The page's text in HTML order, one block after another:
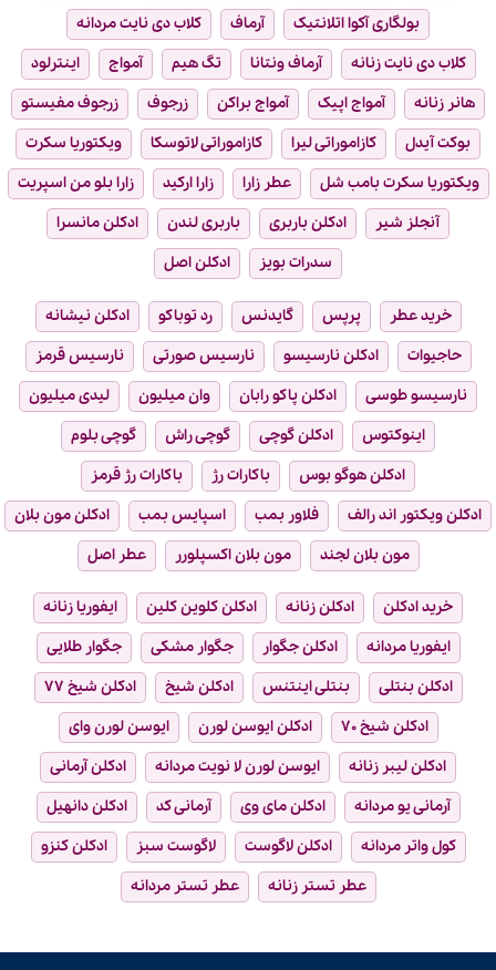
بولگاری آکوا اتلانتیک
آرماف
کلاب دی نایت مردانه
کلاب دی نایت زنانه
آرماف ونتانا تگ هیم آمواج
اینترلود
هانر زنانه
آمواج اپیک آمواج براکن زرجوف
زرجوف مفیستو
بوکت آیدل
کازاموراتی لیرا کازاموراتی لاتوسکا
ویکتوریا سکرت
ویکتوریا سکرت بامب شل
عطر زارا زارا ارکید
زارا بلو من اسپریت
آنجلز شیر
ادکلن باربری باربری لندن
ادکلن مانسرا
سدرات بویز
ادکلن اصل
خرید عطر پرپس گایدنس رد توباکو
ادکلن نیشانه
حاجیوات
ادکلن نارسیسو نارسیس صورتی
نارسیس قرمز
نارسیسو طوسی
ادکلن پاکو رابان وان میلیون
لیدی میلیون
اینوکتوس
ادکلن گوچی گوچی راش
گوچی بلوم
ادکلن هوگو بوس
باکارات رژ
باکارات رژ قرمز
ادکلن ویکتور اند رالف
فلاور بمب اسپایس بمب
ادکلن مون بلان
مون بلان لجند
مون بلان اکسپلورر عطر اصل
خرید ادکلن ادکلن زنانه ادکلن کلوین کلین
ایفوریا زنانه
ایفوریا مردانه
ادکلن جگوار جگوار مشکی
جگوار طلایی
ادکلن بنتلی
بنتلی اینتنس ادکلن شیخ
ادکلن شیخ ۷۷
ادکلن شیخ ۷۰
ادکلن ایوسن لورن
ایوسن لورن وای
ادکلن لیبر زنانه
ایوسن لورن لا نویت مردانه
ادکلن آرمانی
آرمانی یو مردانه
ادکلن مای وی آرمانی کد
ادکلن دانهیل
کول واتر مردانه
ادکلن لاگوست لاگوست سبز
ادکلن کنزو
عطر تستر زنانه
عطر تستر مردانه